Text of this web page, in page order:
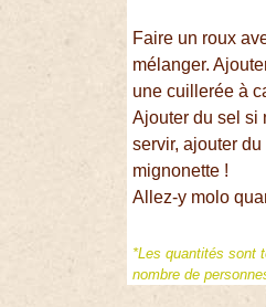
Faire un roux
mélanger.
une cuillerée à
Ajouter du sel si
servir, ajouter
mignonette !
Allez-y molo
*Les quantités sont
nombre de